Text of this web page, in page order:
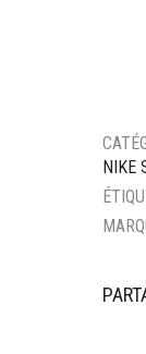
NIKE